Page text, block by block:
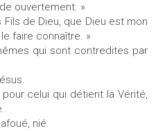
ouvertement. »
Fils de Dieu, que Dieu est mon
faire connaître. »
qui sont contredites par
celui qui détient la Vérité,
nié.